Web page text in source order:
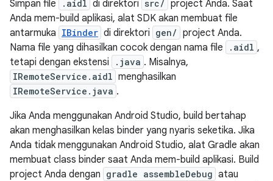
Simpan file .aidl di direktori src/ project Anda. Saat
Anda mem-build aplikasi, alat SDK akan membuat file
antarmuka IBinder di direktori gen/ project Anda.
Nama file yang dihasilkan cocok dengan nama file
.aidl ,
tetapi dengan ekstensi
.java . Misalnya,
IRemoteService.aidl menghasilkan
IRemoteService.java .
Jika Anda menggunakan Android Studio, build bertahap
akan menghasilkan kelas binder yang nyaris seketika. Jika
Anda tidak menggunakan Android Studio, alat Gradle akan
membuat class binder saat Anda mem-build aplikasi. Build
project Anda dengan gradle assembleDebug atau